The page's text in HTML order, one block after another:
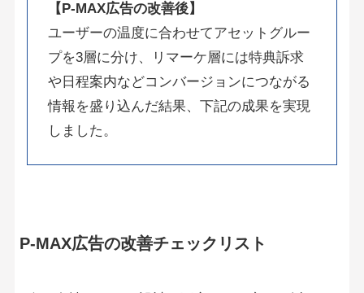
【P-MAX広告の改善後】
ユーザーの温度に合わせてアセットグルー
プを3層に分け、リマーケ層には特典訴求
や日程案内などコンバージョンにつながる
情報を盛り込んだ結果、下記の成果を実現
しました。
P-MAX広告の改善チェックリスト